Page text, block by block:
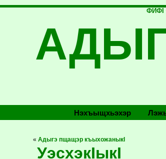
ФИФI
Нэхъыщхьэхэр
« Адыгэ пщащэр къыхожаныкI
УэсхэкIыкI